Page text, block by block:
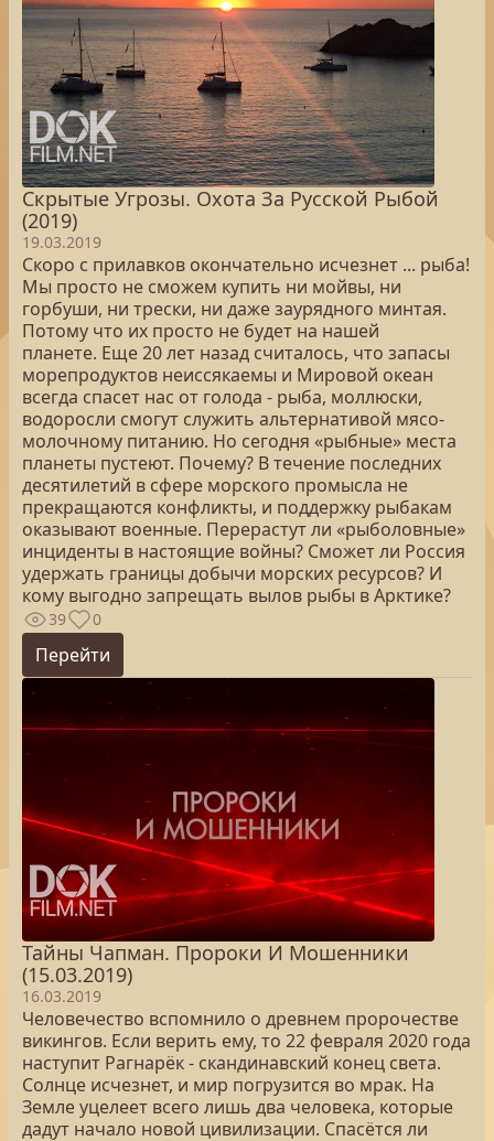
Скрытые Угрозы. Охота За Русской Рыбой
(2019)
19.03.2019
Скоро с прилавков окончательно исчезнет ... рыба!
Мы просто не сможем купить ни мойвы, ни
горбуши, ни трески, ни даже заурядного минтая.
Потому что их просто не будет на нашей
планете. Еще 20 лет назад считалось, что запасы
морепродуктов неиссякаемы и Мировой океан
всегда спасет нас от голода - рыба, моллюски,
водоросли смогут служить альтернативой мясо-
молочному питанию. Но сегодня «рыбные» места
планеты пустеют. Почему? В течение последних
десятилетий в сфере морского промысла не
прекращаются конфликты, и поддержку рыбакам
оказывают военные. Перерастут ли «рыболовные»
инциденты в настоящие войны? Сможет ли Россия
удержать границы добычи морских ресурсов? И
кому выгодно запрещать вылов рыбы в Арктике?
39 0
Перейти
Тайны Чапман. Пророки И Мошенники
(15.03.2019)
16.03.2019
Человечество вспомнило о древнем пророчестве
викингов. Если верить ему, то 22 февраля 2020 года
наступит Рагнарёк - скандинавский конец света.
Солнце исчезнет, и мир погрузится во мрак. На
Земле уцелеет всего лишь два человека, которые
дадут начало новой цивилизации. Спасётся ли